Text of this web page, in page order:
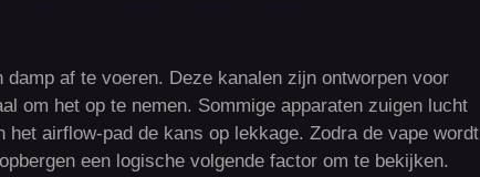
af te voeren. Deze kanalen zijn ontworpen voor
om het op te nemen. Sommige apparaten zuigen lucht
airflow-pad de kans op lekkage. Zodra de vape wordt
een logische volgende factor om te bekijken.